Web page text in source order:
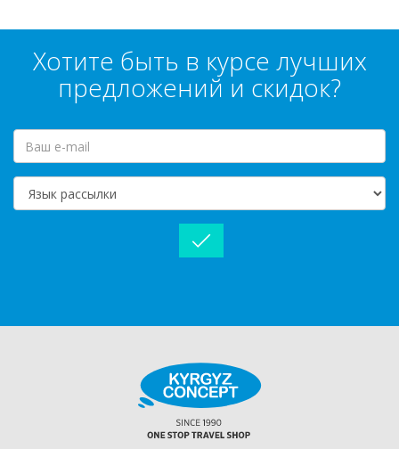
Хотите быть в курсе лучших
предложений и скидок?